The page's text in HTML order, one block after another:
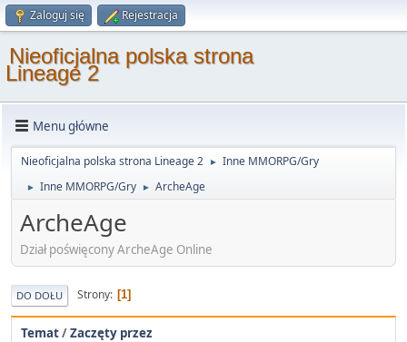
Zaloguj się Rejestracja
Nieoficjalna polska strona
Lineage 2
Menu główne
Nieoficjalna polska strona Lineage 2 ► Inne MMORPG/Gry
► Inne MMORPG/Gry ► ArcheAge
ArcheAge
Dział poświęcony ArcheAge Online
DO DOŁU Strony 1
Temat/Zaczęty przez